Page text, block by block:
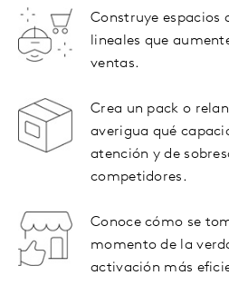
Construye espacios
lineales que
ventas.
Crea un pack o
averigua qué
atención y de
competidores.
Conoce cómo se
momento de la
activación más